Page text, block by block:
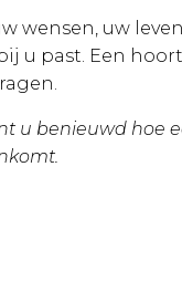
wensen, uw
u past. Een
u benieuwd hoe